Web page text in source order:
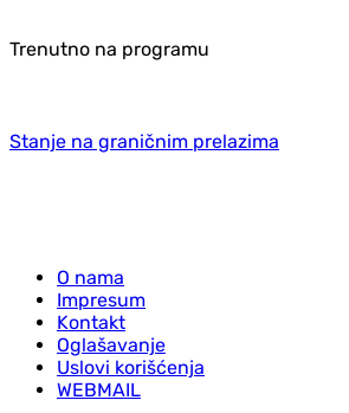
Trenutno na programu
Stanje na graničnim prelazima
O nama
Impresum
Kontakt
Oglašavanje
Uslovi korišćenja
WEBMAIL